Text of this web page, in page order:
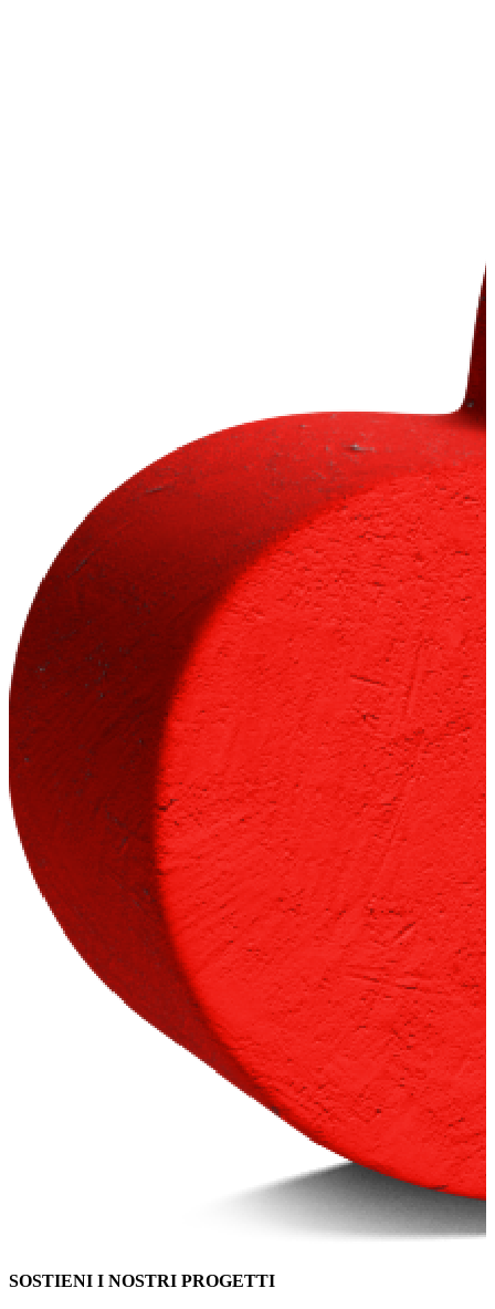
SOSTIENI I NOSTRI PROGETTI